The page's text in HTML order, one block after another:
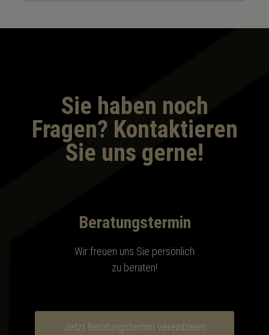
Sie haben noch
Fragen? Kontaktieren
Sie uns gerne!
Beratungstermin
Wir freuen uns Sie persönlich
zu beraten!
Jetzt Beratungstermin vereinbaren